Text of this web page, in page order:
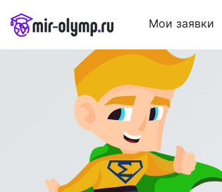
Мои заявки